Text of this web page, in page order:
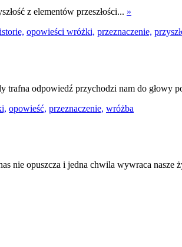
z elementów przeszłości... »
opowieści wróżki, przeznaczenie,
trafna odpowiedź przychodzi nam do głowy
opowieść, przeznaczenie, wróżba
nie opuszcza i jedna chwila wywraca